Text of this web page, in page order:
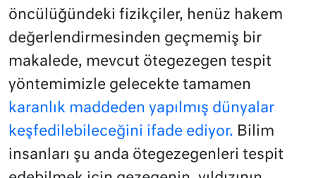
öncülüğündeki fizikçiler, henüz hakem
değerlendirmesinden geçmemiş bir
makalede, mevcut ötegezegen tespit
yöntemimizle gelecekte tamamen
karanlık maddeden yapılmış dünyalar
keşfedilebileceğini ifade ediyor. Bilim
insanları şu anda ötegezegenleri tespit